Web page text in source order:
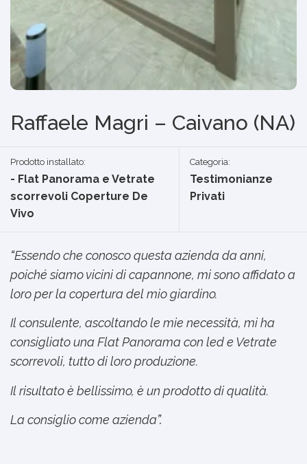
Raffaele Magri – Caivano (NA)
Prodotto installato:
- Flat Panorama e Vetrate
scorrevoli Coperture De
Vivo
Categoria:
Testimonianze
Privati
“Essendo che conosco questa azienda da anni,
poiché siamo vicini di capannone, mi sono affidato a
loro per la copertura del mio giardino.
Il consulente, ascoltando le mie necessità, mi ha
consigliato una Flat Panorama con led e Vetrate
scorrevoli, tutto di loro produzione.
Il risultato è bellissimo, è un prodotto di qualità.
La consiglio come azienda”.